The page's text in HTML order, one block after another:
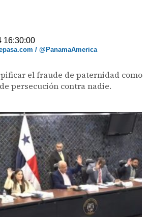
16:30:00
/ @PanamaAmerica
el fraude de paternidad como
persecución contra nadie.